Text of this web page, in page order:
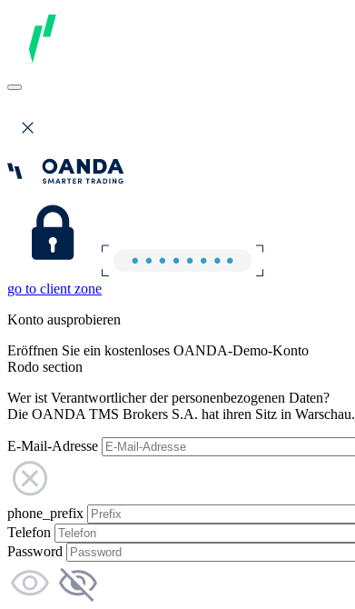
go to client zone
Konto ausprobieren
Eröffnen Sie ein kostenloses OANDA-Demo-Konto
Rodo section
Wer ist Verantwortlicher der personenbezogenen Daten?
Die OANDA TMS Brokers S.A. hat ihren Sitz in Warschau.
E-Mail-Adresse
phone_prefix
Telefon
Password